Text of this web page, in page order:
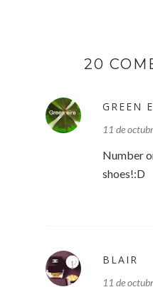
20
GREEN
11 de
Number
shoes!:D
BLAIR
11 de